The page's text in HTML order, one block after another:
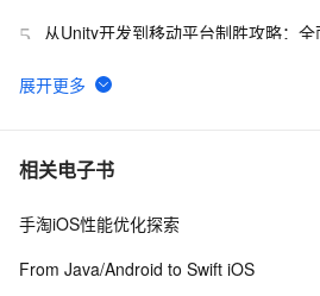
5
从Unity开发到移动平台制胜攻略：
打造爆款手游不是梦——性能优化、
6 iOS 银行卡号有效性校验
7 iOS - Swift NSSize      尺寸
8 github上的一个开源kvo/kvb实现（
相关电子书
手淘iOS性能优化探索
From Java/Android to Swift iOS